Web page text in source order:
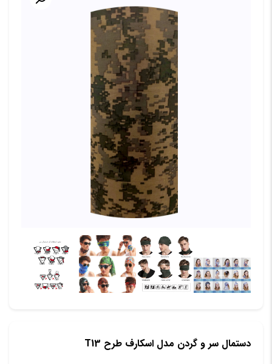
دستمال سر و گردن مدل اسکارف طرح T13